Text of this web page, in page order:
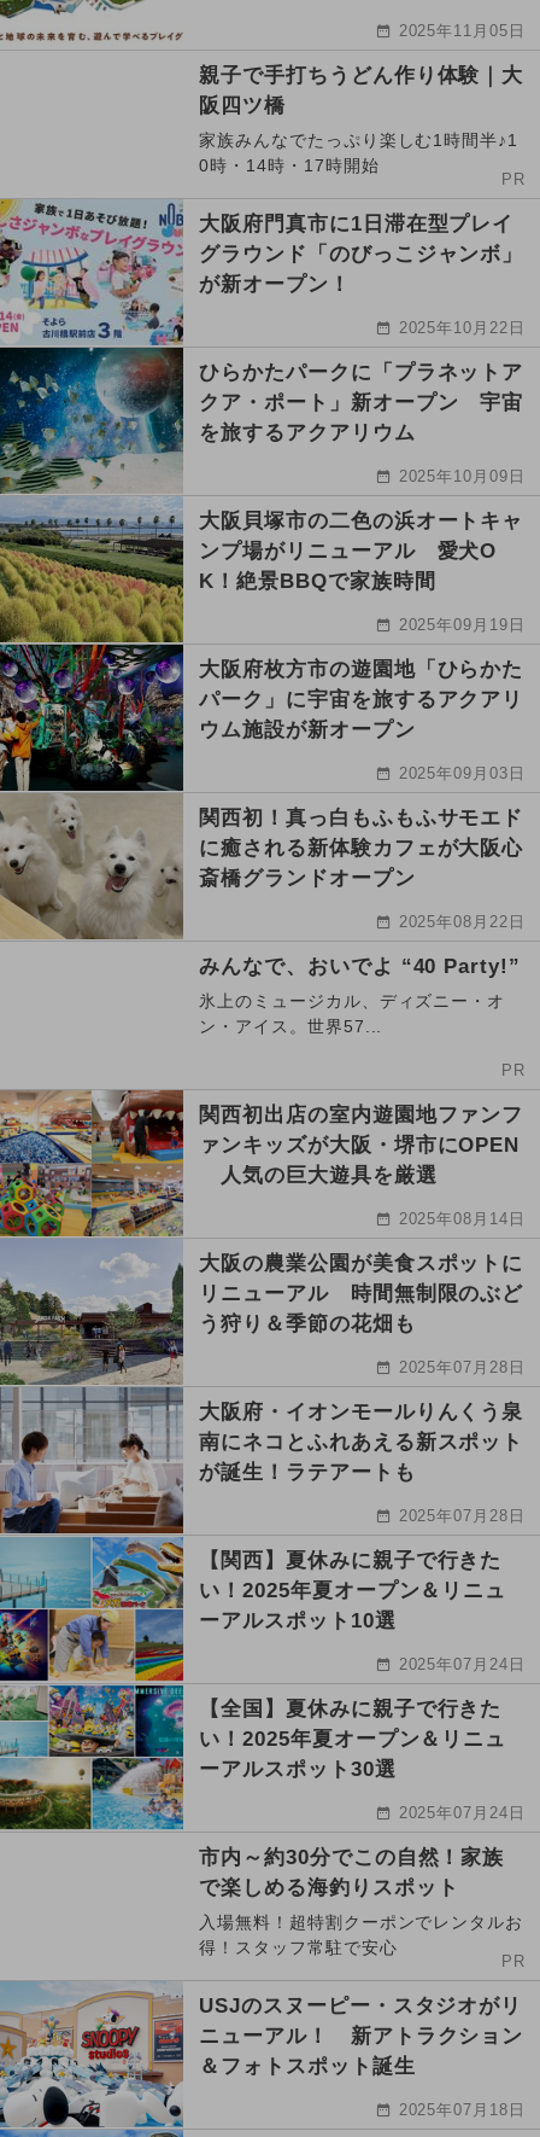
2025年11月05日
親子で手打ちうどん作り体験｜大
阪四ツ橋
家族みんなでたっぷり楽しむ1時間半♪1
0時・14時・17時開始
PR
大阪府門真市に1日滞在型プレイ
グラウンド「のびっこジャンボ」
が新オープン！
2025年10月22日
ひらかたパークに「プラネットア
クア・ポート」新オープン 宇宙
を旅するアクアリウム
2025年10月09日
大阪貝塚市の二色の浜オートキャ
ンプ場がリニューアル 愛犬O
K！絶景BBQで家族時間
2025年09月19日
大阪府枚方市の遊園地「ひらかた
パーク」に宇宙を旅するアクアリ
ウム施設が新オープン
2025年09月03日
関西初！真っ白もふもふサモエド
に癒される新体験カフェが大阪心
斎橋グランドオープン
2025年08月22日
みんなで、おいでよ “40 Party!”
氷上のミュージカル、ディズニー・オ
ン・アイス。世界57...
PR
関西初出店の室内遊園地ファンフ
ァンキッズが大阪・堺市にOPEN
人気の巨大遊具を厳選
2025年08月14日
大阪の農業公園が美食スポットに
リニューアル 時間無制限のぶど
う狩り＆季節の花畑も
2025年07月28日
大阪府・イオンモールりんくう泉
南にネコとふれあえる新スポット
が誕生！ラテアートも
2025年07月28日
【関西】夏休みに親子で行きた
い！2025年夏オープン＆リニュ
ーアルスポット10選
2025年07月24日
【全国】夏休みに親子で行きた
い！2025年夏オープン＆リニュ
ーアルスポット30選
2025年07月24日
市内～約30分でこの自然！家族
で楽しめる海釣りスポット
入場無料！超特割クーポンでレンタルお
得！スタッフ常駐で安心
PR
USJのスヌーピー・スタジオがリ
ニューアル！ 新アトラクション
＆フォトスポット誕生
2025年07月18日